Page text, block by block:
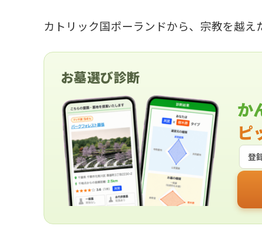
カトリック国ポーランドから、宗教を越え
お墓選び診断
か
ピ
登